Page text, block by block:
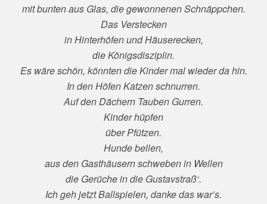
mit bunten aus Glas, die gewonnenen Schnäppchen.
Das Verstecken
in Hinterhöfen und Häuserecken,
die Königsdisziplin.
Es wäre schön, könnten die Kinder mal wieder da hin.
In den Höfen Katzen schnurren.
Auf den Dächern Tauben Gurren.
Kinder hüpfen
über Pfützen.
Hunde bellen,
aus den Gasthäusern schweben in Wellen
die Gerüche in die Gustavstraß‘.
Ich geh jetzt Ballspielen, danke das war’s.